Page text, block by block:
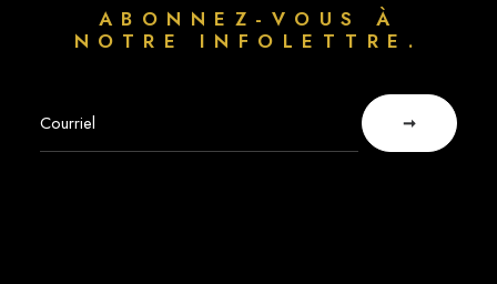
ABONNEZ-VOUS À
NOTRE INFOLETTRE.